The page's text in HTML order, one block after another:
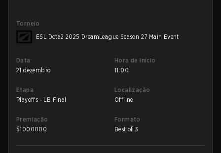
Torneio
ESL Dota2 2025 DreamLeague Season 27 Main Event
Data
21 dezembro
Hora de início
11:00
Etapa
Playoffs - LB Final
Localização
Offline
Premiação
$1000000
Formato
Best of 3